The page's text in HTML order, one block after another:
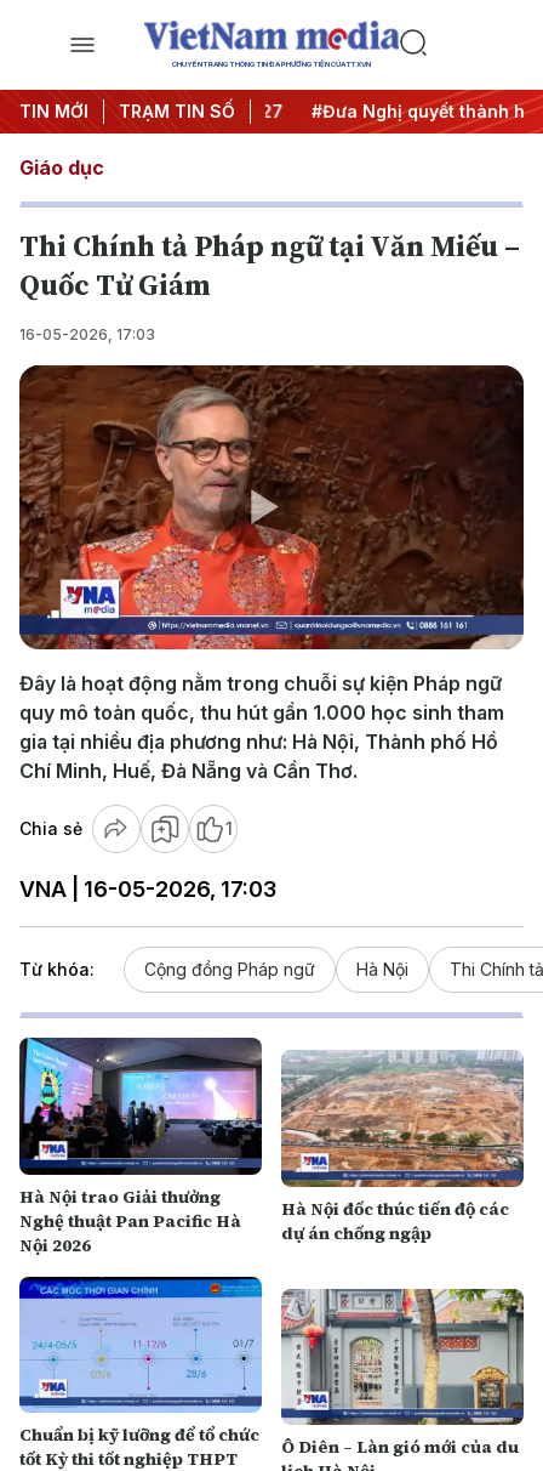
CHUYÊN TRANG THÔNG TIN ĐA PHƯƠNG TIỆN CỦA TTXVN
TIN MỚI TRẠM TIN SỐ
Trung ương 3 #APEC 2027 #Đưa Nghị quyết thành hành
Giáo dục
Thi Chính tả Pháp ngữ tại Văn Miếu –
Quốc Tử Giám
16-05-2026, 17:03
Play
Video
Đây là hoạt động nằm trong chuỗi sự kiện Pháp ngữ
quy mô toàn quốc, thu hút gần 1.000 học sinh tham
gia tại nhiều địa phương như: Hà Nội, Thành phố Hồ
Chí Minh, Huế, Đà Nẵng và Cần Thơ.
Chia sẻ 1
VNA | 16-05-2026, 17:03
Từ khóa: Cộng đồng Pháp ngữ Hà Nội Thi Chính
Hà Nội trao Giải thưởng
Nghệ thuật Pan Pacific Hà
Nội 2026
Hà Nội đốc thúc tiến độ các
dự án chống ngập
Chuẩn bị kỹ lưỡng để tổ chức
tốt Kỳ thi tốt nghiệp THPT
Ô Diên – Làn gió mới của du